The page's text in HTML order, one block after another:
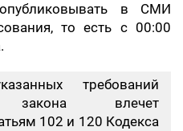
в СМИ
то есть с 00:00
требований
закона влечет
102 и 120 Кодекса